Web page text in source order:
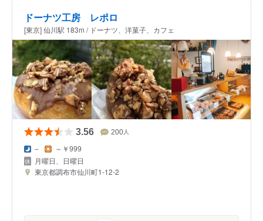
ドーナツ工房 レポロ
[東京] 仙川駅 183m / ドーナツ、洋菓子、カフェ
3.56 200 人
– ～￥999
月曜日、日曜日
東京都調布市仙川町1-12-2